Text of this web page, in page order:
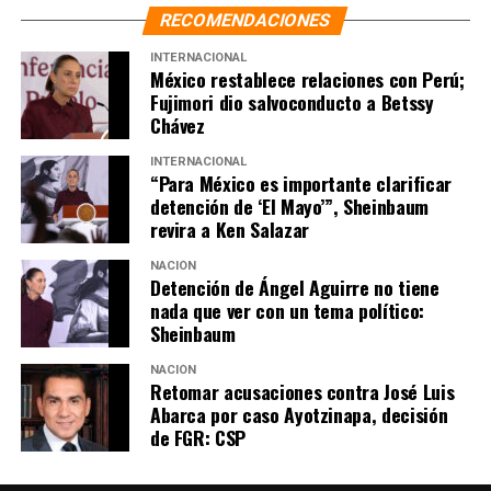
ITAM quita ‘tendedero del acoso’; alumnas dicen que
buscan silenciarlas
RECOMENDACIONES
INTERNACIONAL
México restablece relaciones con Perú;
Fujimori dio salvoconducto a Betssy
Chávez
INTERNACIONAL
“Para México es importante clarificar
detención de ‘El Mayo’”, Sheinbaum
revira a Ken Salazar
NACIÓN
Detención de Ángel Aguirre no tiene
nada que ver con un tema político:
Sheinbaum
NACIÓN
Retomar acusaciones contra José Luis
Abarca por caso Ayotzinapa, decisión
de FGR: CSP